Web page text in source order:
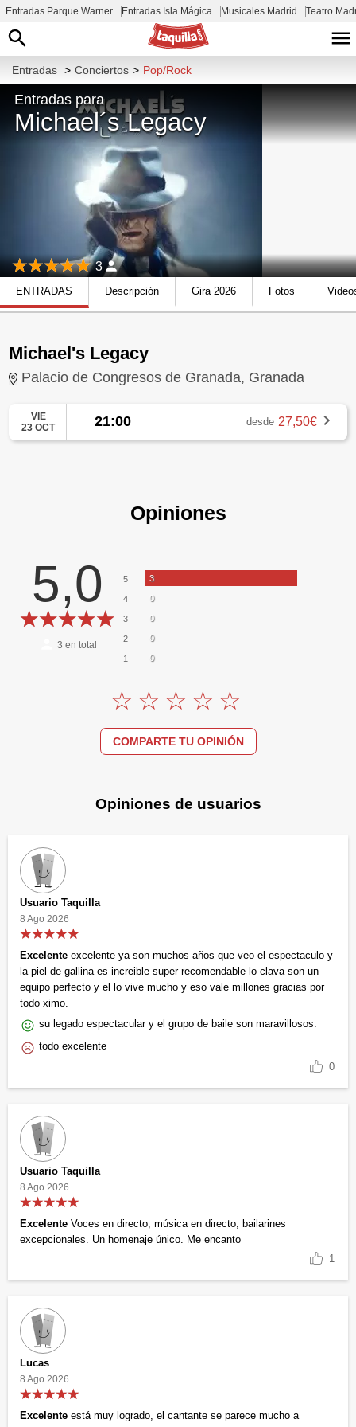
Entradas Parque Warner Entradas Isla Mágica Musicales Madrid Teatro
Entradas > Conciertos > Pop/Rock
Entradas para
Michael´s Legacy
3
ENTRADAS Descripción Gira 2026 Fotos
Michael's Legacy
Palacio de Congresos de Granada, Granada
VIE
23 OCT
21:00 desde 27,50€
Opiniones
5,0
3 en total
5 3
4 0
3 0
2 0
1 0
COMPARTE TU OPINIÓN
Opiniones de usuarios
Usuario Taquilla
8 Ago 2026
Excelente excelente ya son muchos años que veo el espectaculo y
la piel de gallina es increible super recomendable lo clava son un
equipo perfecto y el lo vive mucho y eso vale millones gracias por
todo ximo.
su legado espectacular y el grupo de baile son maravillosos.
todo excelente
0
Usuario Taquilla
8 Ago 2026
Excelente Voces en directo, música en directo, bailarines
excepcionales. Un homenaje único. Me encanto
1
Lucas
8 Ago 2026
Excelente está muy logrado, el cantante se parece mucho a